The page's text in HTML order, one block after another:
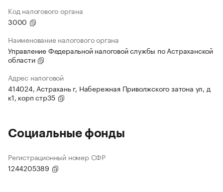
Код налогового органа
3000
Наименование налогового органа
Управление Федеральной налоговой службы по Астраханской
области
Адрес налоговой
414024, Астрахань г, Набережная Приволжского затона ул, д
к1, корп стр35
Социальные фонды
Регистрационный номер СФР
1244205389